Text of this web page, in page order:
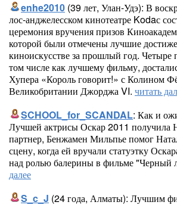
enhe2010 (39 лет, Улан-Удэ): В
лос-анджелесском кинотеатре Kodaс
церемония вручения призов
которой были отмечены лучшие
киноискусстве за прошлый год. Четыре
том числе как лучшему фильму,
Хупера «Король говорит!» с Колином
Великобритании Джорджа VI. читать
SCHOOL_for_SCANDAL: Как и
Лучшей актрисы Оскар 2011 получила
партнер, Бенжамен Мильпье помог
сцену, когда ей вручали статуэтку
над ролью балерины в фильме "Черный
далее
S_c_J (24 года, Алматы): Лучшим